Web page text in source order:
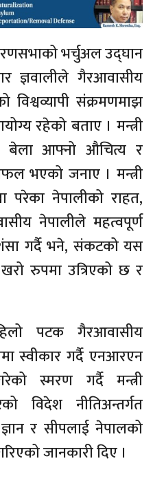
भर्चुअल उद्घान
ज्ञवालीले गैरआवासीय
विश्वव्यापी संक्रमणमाझ
रहेको बताए । मन्त्री
बेला आफ्नो औचित्य र
भएको जनाए । मन्त्री
परेका नेपालीको राहत,
नेपालीले महत्वपूर्ण
गर्दै भने, संकटको यस
रुपमा उत्रिएको छ र
पटक गैरआवासीय
स्वीकार गर्दै एनआरएन
स्मरण गर्दै मन्त्री
विदेश नीतिअन्तर्गत
र सीपलाई नेपालको
जानकारी दिए ।